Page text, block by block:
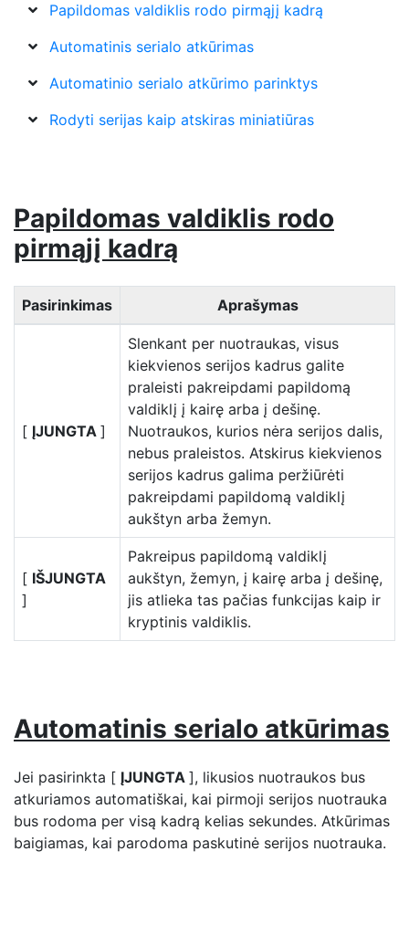
Papildomas valdiklis rodo pirmąjį kadrą
Automatinis serialo atkūrimas
Automatinio serialo atkūrimo parinktys
Rodyti serijas kaip atskiras miniatiūras
Papildomas valdiklis rodo
pirmąjį kadrą
Pasirinkimas Aprašymas
[ ĮJUNGTA ]
Slenkant per nuotraukas, visus
kiekvienos serijos kadrus galite
praleisti pakreipdami papildomą
valdiklį į kairę arba į dešinę.
Nuotraukos, kurios nėra serijos dalis,
nebus praleistos. Atskirus kiekvienos
serijos kadrus galima peržiūrėti
pakreipdami papildomą valdiklį
aukštyn arba žemyn.
[ IŠJUNGTA
]
Pakreipus papildomą valdiklį
aukštyn, žemyn, į kairę arba į dešinę,
jis atlieka tas pačias funkcijas kaip ir
kryptinis valdiklis.
Automatinis serialo atkūrimas
Jei pasirinkta [ ĮJUNGTA ], likusios nuotraukos bus
atkuriamos automatiškai, kai pirmoji serijos nuotrauka
bus rodoma per visą kadrą kelias sekundes. Atkūrimas
baigiamas, kai parodoma paskutinė serijos nuotrauka.